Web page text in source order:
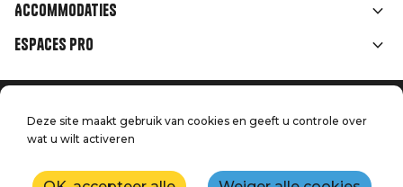
Accommodaties
Espaces Pro
Menu
Juridische informatie
Druk op
Neem contact met ons op
Deze site maakt gebruik van cookies en geeft u controle over
wat u wilt activeren